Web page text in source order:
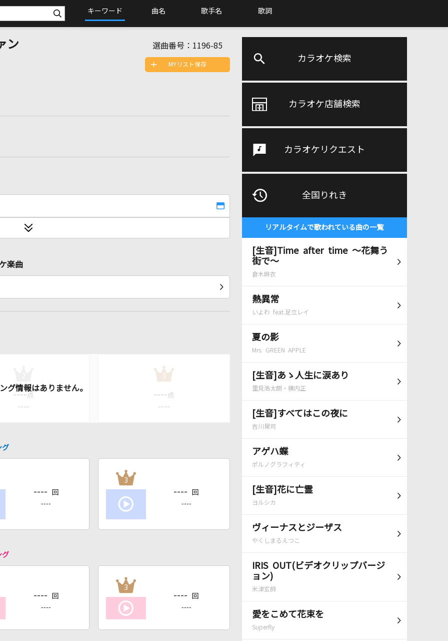
キーワード 曲名 歌手名 歌詞
カラオケ検索
カラオケ店舗検索
カラオケリクエスト
全国りれき
リアルタイムで歌われている曲の一覧
[生音]Time after time ～花舞う
街で～
倉木麻衣
熱異常
いよわ feat.足立レイ
夏の影
Mrs. GREEN APPLE
[生音]あゝ人生に涙あり
里見浩太朗・横内正
[生音]すべてはこの夜に
吉川晃司
アゲハ蝶
ポルノグラフィティ
[生音]花に亡霊
ヨルシカ
ヴィーナスとジーザス
やくしまるえつこ
IRIS OUT(ビデオクリップバージ
ョン)
米津玄師
愛をこめて花束を
Superfly
ン 選曲番号： 1196-85
MYリスト保存
楽曲
---- 点
----
3
---- 点
----
グ
---- 回
----
3
---- 回
----
グ
---- 回
----
3
---- 回
----